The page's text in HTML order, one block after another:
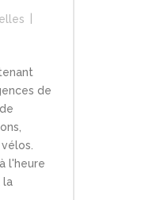
de
l'heure
la